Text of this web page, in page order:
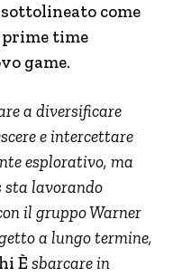
come
prime time
game.
a diversificare
e intercettare
esplorativo, ma
sta lavorando
il gruppo Warner
a lungo termine,
Èsbarcare in